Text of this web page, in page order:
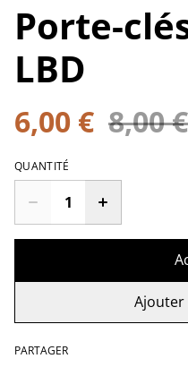
Porte-
LBD
6,00 € 8,00 €
QUANTITÉ
Ajouter
PARTAGER